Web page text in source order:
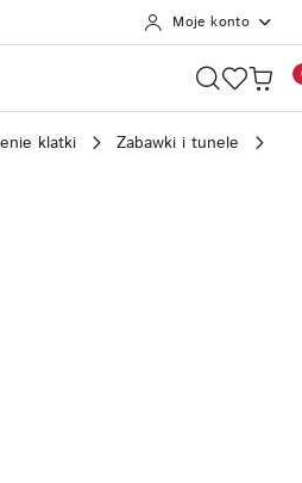
Moje konto
klatki Zabawki i tunele